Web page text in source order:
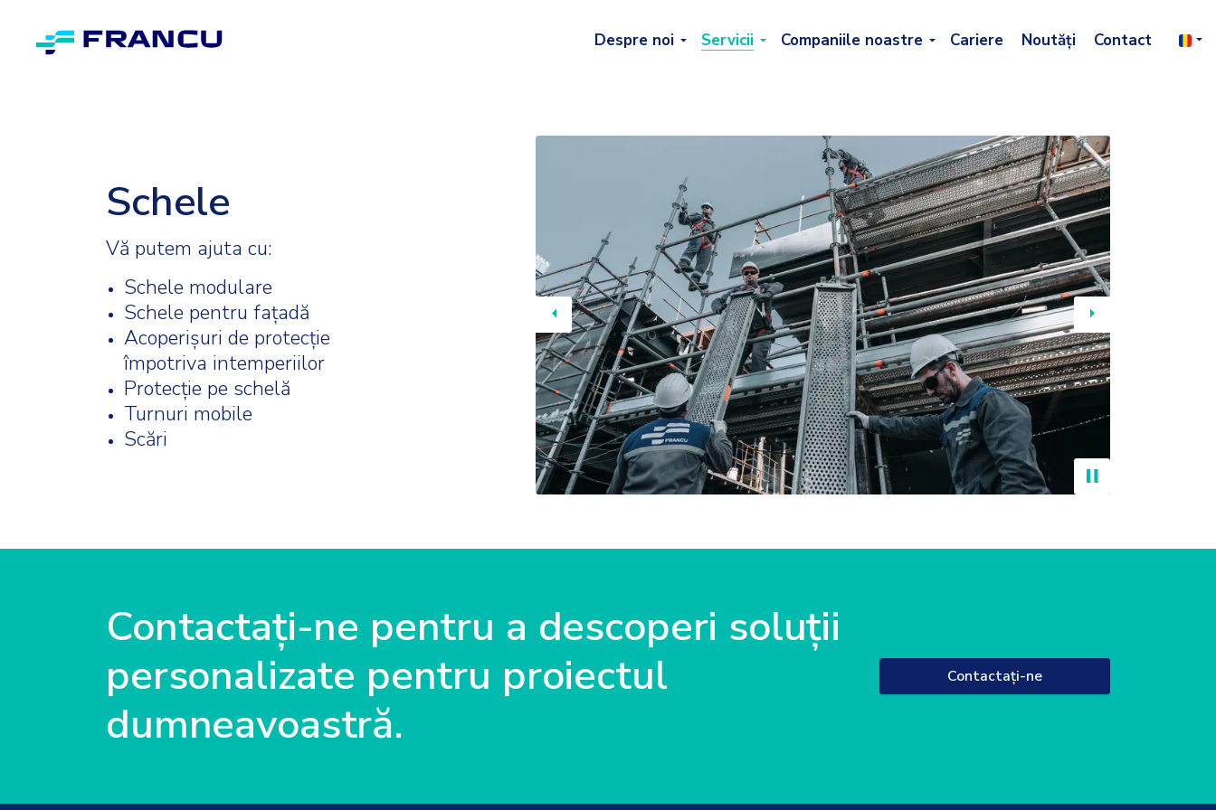
Despre noi Servicii Companiile noastre Cariere Noutăți Contact
Schele
Vă putem ajuta cu:
Schele modulare
Schele pentru fațadă
Acoperișuri de protecție
împotriva intemperiilor
Protecție pe schelă
Turnuri mobile
Scări
Previous
Contactați-ne pentru a descoperi soluții
personalizate pentru proiectul
dumneavoastră.
Contactați-ne